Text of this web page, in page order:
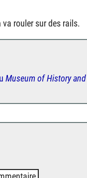
rouler sur des rails.
Museum of History